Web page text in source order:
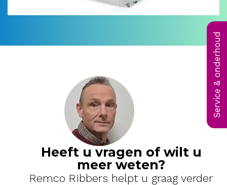
Service & onderhoud
Heeft u vragen of wilt u
meer weten?
Remco Ribbers helpt u graag verder